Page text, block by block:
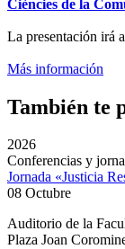
Ciències de la
La presentación irá
Más información
También te
2026
Conferencias y
Jornada «Justicia
08 Octubre
Auditorio de la
Plaza Joan